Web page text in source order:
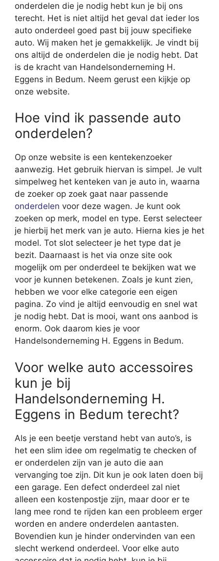
onderdelen die je nodig hebt kun je bij ons
terecht. Het is niet altijd het geval dat ieder los
auto onderdeel goed past bij jouw specifieke
auto. Wij maken het je gemakkelijk. Je vindt bij
ons altijd de onderdelen die je nodig hebt. Dat
is de kracht van Handelsonderneming H.
Eggens in Bedum. Neem gerust een kijkje op
onze website.
Hoe vind ik passende auto
onderdelen?
Op onze website is een kentekenzoeker
aanwezig. Het gebruik hiervan is simpel. Je vult
simpelweg het kenteken van je auto in, waarna
de zoeker op zoek gaat naar passende
onderdelen voor deze wagen. Je kunt ook
zoeken op merk, model en type. Eerst selecteer
je hierbij het merk van je auto. Hierna kies je het
model. Tot slot selecteer je het type dat je
bezit. Daarnaast is het via onze site ook
mogelijk om per onderdeel te bekijken wat we
voor je kunnen betekenen. Zoals je kunt zien,
hebben we voor elke categorie een eigen
pagina. Zo vind je altijd eenvoudig en snel wat
je nodig hebt. Dat is mooi, want ons aanbod is
enorm. Ook daarom kies je voor
Handelsonderneming H. Eggens in Bedum.
Voor welke auto accessoires
kun je bij
Handelsonderneming H.
Eggens in Bedum terecht?
Als je een beetje verstand hebt van auto’s, is
het een slim idee om regelmatig te checken of
er onderdelen zijn van je auto die aan
vervanging toe zijn. Dit kun je ook laten doen bij
een garage. Een defect onderdeel zal niet
alleen een kostenpostje zijn, maar door er te
lang mee rond te rijden kan een probleem erger
worden en andere onderdelen aantasten.
Bovendien kun je hinder ondervinden van een
slecht werkend onderdeel. Voor elke auto